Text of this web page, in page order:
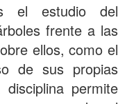
el estudio del
frente a las
ellos, como el
de sus propias
permite